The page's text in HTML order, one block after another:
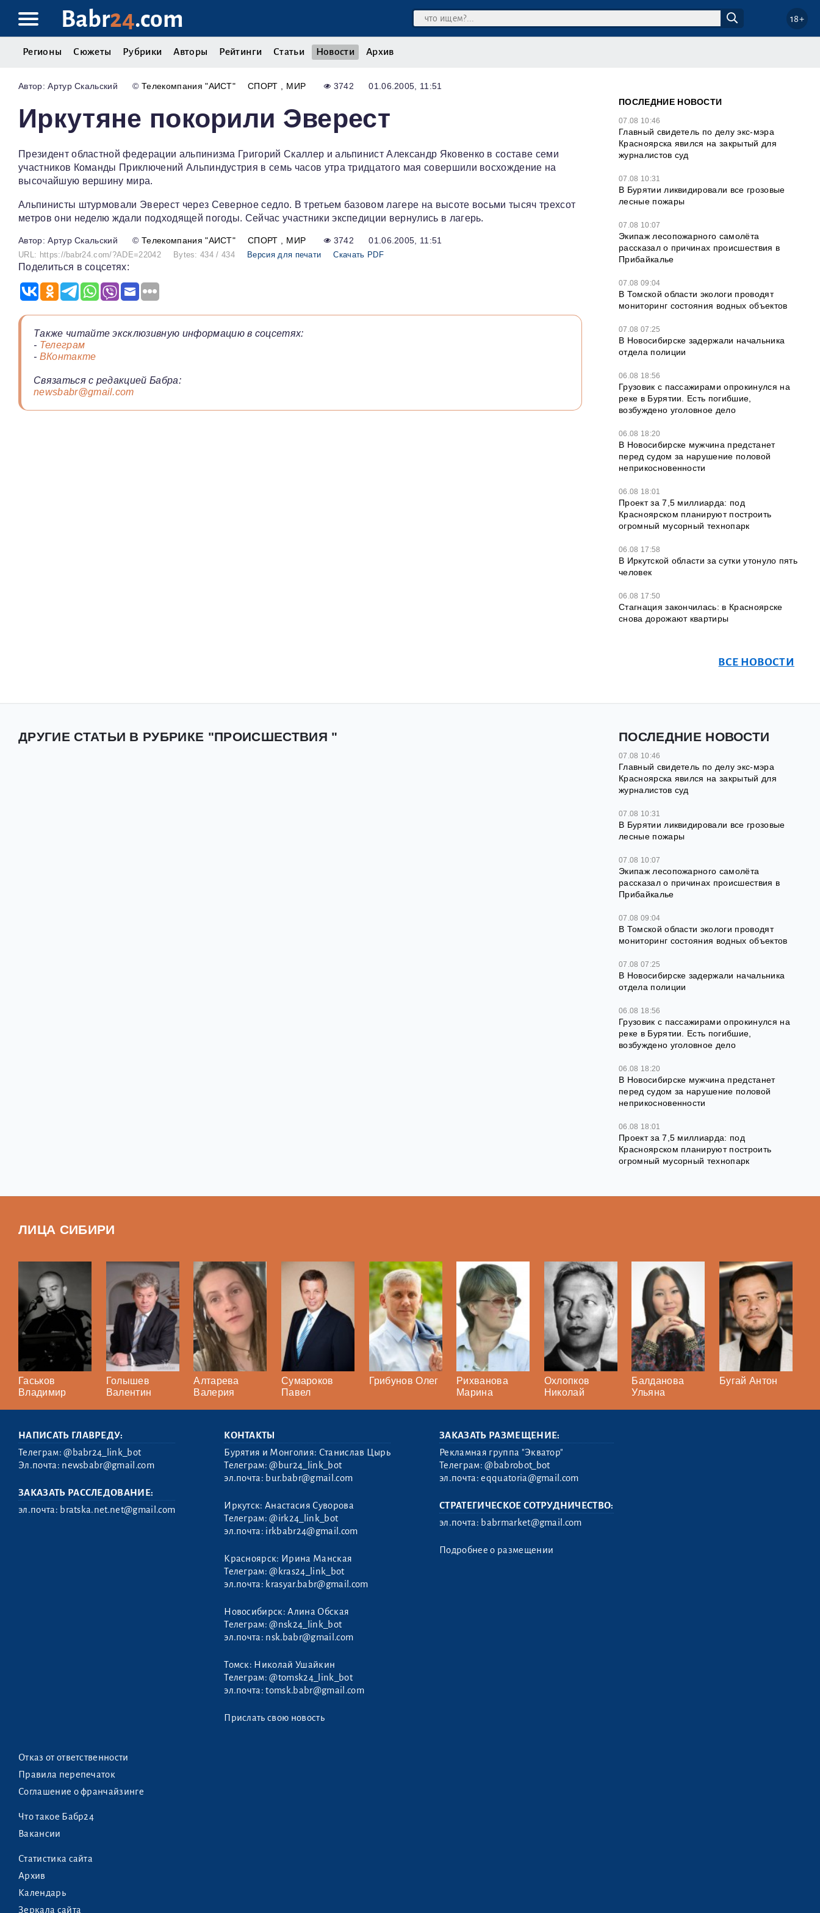
Babr24.com 18+
Регионы Сюжеты Рубрики Авторы Рейтинги Статьи Новости Архив
Артур Скальский ©Телекомпания "АИСТ" СПОРТ МИР 3742 01.06.2005, 11:51
Иркутяне покорили Эверест
Президент областной федерации альпинизма Григорий Скаллер и альпинист Александр Яковенко в составе семи
участников Команды Приключений Альпиндустрия в семь часов утра тридцатого мая совершили восхождение на
высочайшую вершину мира.
Альпинисты штурмовали Эверест через Северное седло. В третьем базовом лагере на высоте восьми тысяч трехсот
метров они неделю ждали подходящей погоды. Сейчас участники экспедиции вернулись в лагерь.
Артур Скальский ©Телекомпания "АИСТ" СПОРТ МИР 3742 01.06.2005, 11:51
URL: https://babr24.com/?ADE=22042 Bytes: 434 / 434 Версия для печати Скачать PDF
Поделиться в соцсетях:
Также читайте эксклюзивную информацию в соцсетях:
- Телеграм
- ВКонтакте
Связаться с редакцией Бабра:
newsbabr@gmail.com
ПОСЛЕДНИЕ НОВОСТИ
07.08 10:46
Главный свидетель по делу экс-мэра
Красноярска явился на закрытый для
журналистов суд
07.08 10:31
В Бурятии ликвидировали все грозовые
лесные пожары
07.08 10:07
Экипаж лесопожарного самолёта
рассказал о причинах происшествия в
Прибайкалье
07.08 09:04
В Томской области экологи проводят
мониторинг состояния водных объектов
07.08 07:25
В Новосибирске задержали начальника
отдела полиции
06.08 18:56
Грузовик с пассажирами опрокинулся на
реке в Бурятии. Есть погибшие,
возбуждено уголовное дело
06.08 18:20
В Новосибирске мужчина предстанет
перед судом за нарушение половой
неприкосновенности
06.08 18:01
Проект за 7,5 миллиарда: под
Красноярском планируют построить
огромный мусорный технопарк
06.08 17:58
В Иркутской области за сутки утонуло пять
человек
06.08 17:50
Стагнация закончилась: в Красноярске
снова дорожают квартиры
ВСЕ НОВОСТИ
ДРУГИЕ СТАТЬИ В РУБРИКЕ "ПРОИСШЕСТВИЯ " ПОСЛЕДНИЕ НОВОСТИ
07.08 10:46
Главный свидетель по делу экс-мэра
Красноярска явился на закрытый для
журналистов суд
07.08 10:31
В Бурятии ликвидировали все грозовые
лесные пожары
07.08 10:07
Экипаж лесопожарного самолёта
рассказал о причинах происшествия в
Прибайкалье
07.08 09:04
В Томской области экологи проводят
мониторинг состояния водных объектов
07.08 07:25
В Новосибирске задержали начальника
отдела полиции
06.08 18:56
Грузовик с пассажирами опрокинулся на
реке в Бурятии. Есть погибшие,
возбуждено уголовное дело
06.08 18:20
В Новосибирске мужчина предстанет
перед судом за нарушение половой
неприкосновенности
06.08 18:01
Проект за 7,5 миллиарда: под
Красноярском планируют построить
огромный мусорный технопарк
ЛИЦА СИБИРИ
Гаськов
Владимир
Голышев
Валентин
Алтарева
Валерия
Сумароков
Павел
Грибунов Олег
Рихванова
Марина
Охлопков
Николай
Балданова
Ульяна
Бугай Антон
НАПИСАТЬ ГЛАВРЕДУ:
Телеграм:@babr24_link_bot
Эл.почта: newsbabr@gmail.com
ЗАКАЗАТЬ РАССЛЕДОВАНИЕ:
эл.почта: bratska.net.net@gmail.com
КОНТАКТЫ
Бурятия и Монголия: Станислав Цырь
Телеграм:@bur24_link_bot
эл.почта: bur.babr@gmail.com
Иркутск: Анастасия Суворова
Телеграм:@irk24_link_bot
эл.почта: irkbabr24@gmail.com
Красноярск: Ирина Манская
Телеграм:@kras24_link_bot
эл.почта: krasyar.babr@gmail.com
Новосибирск: Алина Обская
Телеграм:@nsk24_link_bot
эл.почта: nsk.babr@gmail.com
Томск: Николай Ушайкин
Телеграм:@tomsk24_link_bot
эл.почта:tomsk.babr@gmail.com
Прислать свою новость
ЗАКАЗАТЬ РАЗМЕЩЕНИЕ:
Рекламная группа "Экватор"
Телеграм:@babrobot_bot
эл.почта:eqquatoria@gmail.com
СТРАТЕГИЧЕСКОЕ СОТРУДНИЧЕСТВО:
эл.почта: babrmarket@gmail.com
Подробнее о размещении
Отказ от ответственности
Правила перепечаток
Соглашение о франчайзинге
Что такое Бабр24
Вакансии
Статистика сайта
Архив
Календарь
Зеркала сайта